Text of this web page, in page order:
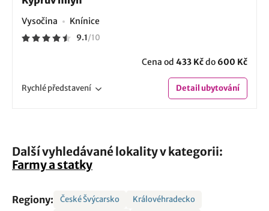
Vysočina Knínice
9.1/10
Cena od 433 Kčdo 600 Kč
Rychlépředstavení Detailubytování
Další vyhledávané lokality v kategorii:
Farmy a statky
Regiony: České Švýcarsko
Královéhradecko